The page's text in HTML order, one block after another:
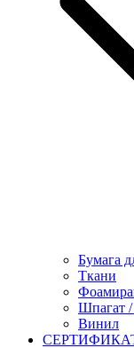
Бумага
Ткани
Шпагат
Винил